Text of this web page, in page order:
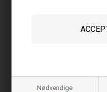
Nødvendige